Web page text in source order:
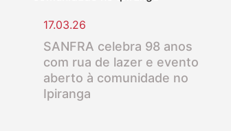
17.03.26
SANFRA celebra 98 anos
com rua de lazer e evento
aberto à comunidade no
Ipiranga